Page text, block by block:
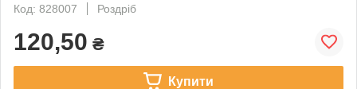
Код: 828007
Роздріб
120,50 ₴
Купити